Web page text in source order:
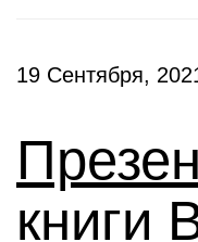
19 Сентября,
книги